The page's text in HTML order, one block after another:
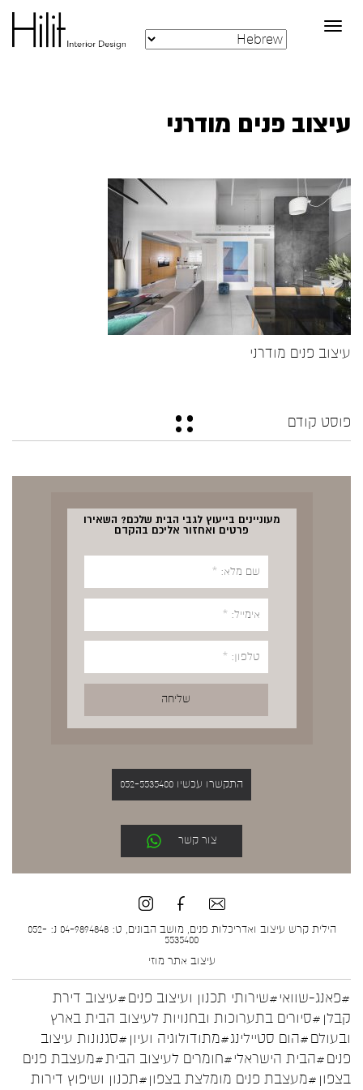
Toggle
navigation
עיצוב פנים מודרני
עיצוב פנים מודרני
פוסט קודם
מעוניינים בייעוץ לגבי הבית שלכם? השאירו
פרטים ואחזור אליכם בהקדם
התקשרו עכשיו 052-5535400
צור קשר
הילית קרש עיצוב ואדריכלות פנים, מושב הבונים, ט: 04-9894848 נ: 052-
5535400
עיצוב אתר מוזי
#פאנג-שוואי#שירותי תכנון ועיצוב פנים#עיצוב דירת
קבלן #סיורים בתערוכות ובחנויות לעיצוב הבית בארץ
ובעולם#הום סטיילינג#מתודולוגיה ועיון #סגנונות עיצוב
פנים#הבית הישראלי#חומרים לעיצוב הבית#מעצבת פנים
בצפון #מעצבת פנים מומלצת בצפון#תכנון ושיפוץ דירות